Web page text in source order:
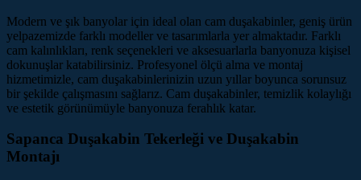
Modern ve şık banyolar için ideal olan cam duşakabinler, geniş ürün
yelpazemizde farklı modeller ve tasarımlarla yer almaktadır. Farklı
cam kalınlıkları, renk seçenekleri ve aksesuarlarla banyonuza kişisel
dokunuşlar katabilirsiniz. Profesyonel ölçü alma ve montaj
hizmetimizle, cam duşakabinlerinizin uzun yıllar boyunca sorunsuz
bir şekilde çalışmasını sağlarız. Cam duşakabinler, temizlik kolaylığı
ve estetik görünümüyle banyonuza ferahlık katar.
Sapanca Duşakabin Tekerleği ve Duşakabin
Montajı